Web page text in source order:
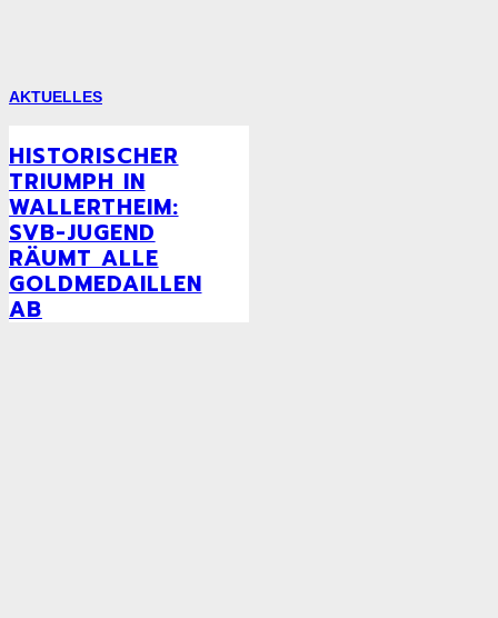
AKTUELLES
HISTORISCHER
TRIUMPH IN
WALLERTHEIM:
SVB-JUGEND
RÄUMT ALLE
GOLDMEDAILLEN
AB